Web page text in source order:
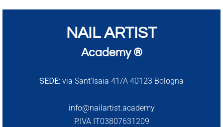
NAIL ARTIST
Academy ®
SEDE: via Sant’Isaia 41/A 40123 Bologna
info@nailartist.academy
P.IVA IT03807631209